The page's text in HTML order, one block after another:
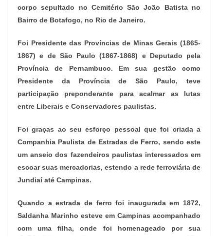
corpo sepultado no Cemitério São João Batista no
Bairro de Botafogo, no Rio de Janeiro.
Foi Presidente das Províncias de Minas Gerais (1865-
1867) e de São Paulo (1867-1868) e Deputado pela
Província de Pernambuco. Em sua gestão como
Presidente da Província de São Paulo, teve
participação preponderante para acalmar as lutas
entre Liberais e Conservadores paulistas.
Foi graças ao seu esforço pessoal que foi criada a
Companhia Paulista de Estradas de Ferro, sendo este
um anseio dos fazendeiros paulistas interessados em
escoar suas mercadorias, estendo a rede ferroviária de
Jundiaí até Campinas.
Quando a estrada de ferro foi inaugurada em 1872,
Saldanha Marinho esteve em Campinas acompanhado
com uma filha, onde foi homenageado por sua